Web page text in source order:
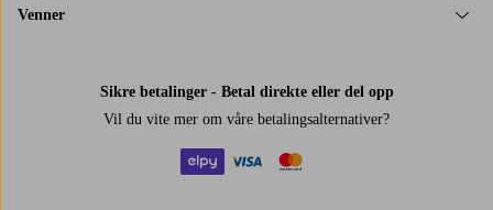
Venner
Sikre betalinger - Betal direkte eller del opp
Vil du vite mer om våre betalingsalternativer?